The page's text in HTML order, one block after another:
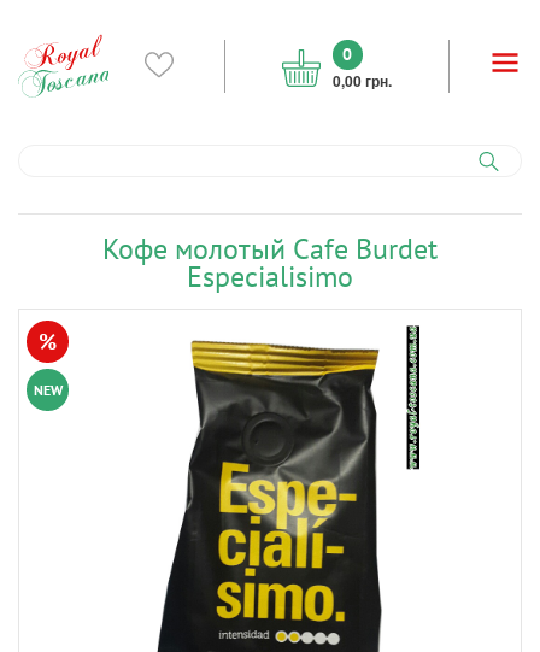
0
0,00 грн.
Кофе молотый Cafe Burdet
Especialisimo
NEW
%